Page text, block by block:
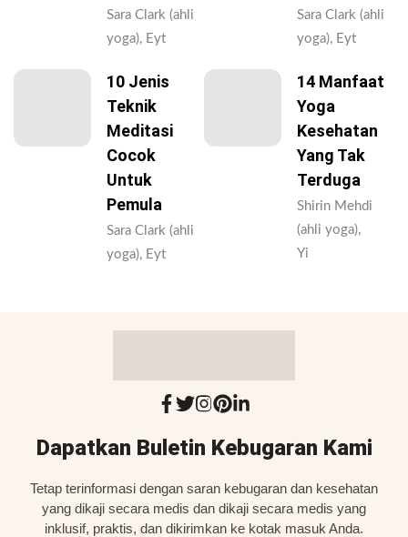
Sara Clark (ahli
yoga), Eyt
Sara Clark (ahli
yoga), Eyt
10 Jenis
Teknik
Meditasi
Cocok
Untuk
Pemula
Sara Clark (ahli
yoga), Eyt
14 Manfaat
Yoga
Kesehatan
Yang Tak
Terduga
Shirin Mehdi
(ahli yoga),
Yi
Dapatkan Buletin Kebugaran Kami
Tetap terinformasi dengan saran kebugaran dan kesehatan
yang dikaji secara medis dan dikaji secara medis yang
inklusif, praktis, dan dikirimkan ke kotak masuk Anda.